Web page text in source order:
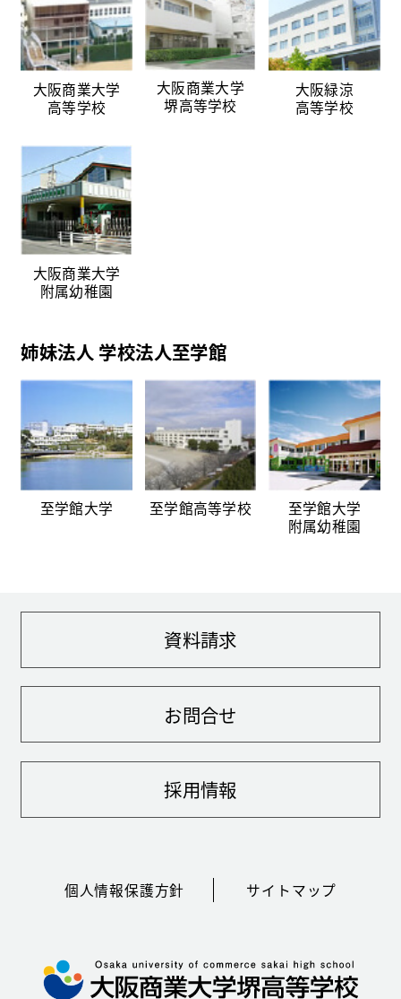
大阪商業大学
高等学校
大阪商業大学
堺高等学校
大阪緑涼
高等学校
大阪商業大学
附属幼稚園
姉妹法人 学校法人至学館
至学館大学 至学館高等学校
至学館大学
附属幼稚園
個人情報保護方針 サイトマップ
資料請求
お問合せ
採用情報